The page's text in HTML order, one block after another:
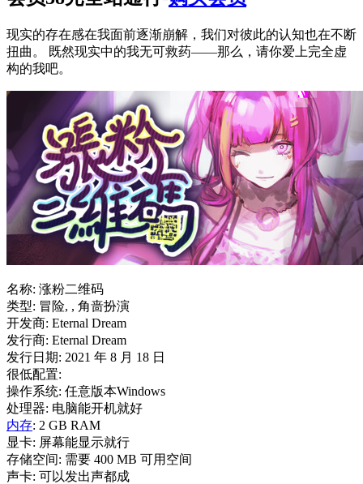
现实的存在感在我面前逐渐崩解，我们对彼此的认知也在不断
扭曲。 既然现实中的我无可救药——那么，请你爱上完全虚
构的我吧。
名称: 涨粉二维码
类型: 冒险, , 角啬扮演
开发商: Eternal Dream
发行商: Eternal Dream
发行日期: 2021 年 8 月 18 日
很低配置:
操作系统: 任意版本Windows
处理器: 电脑能开机就好
内存: 2 GB RAM
显卡: 屏幕能显示就行
存储空间: 需要 400 MB 可用空间
声卡: 可以发出声都成